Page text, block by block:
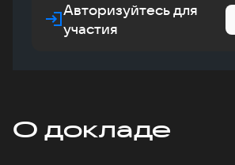
Авторизуйтесь для
участия
О докладе